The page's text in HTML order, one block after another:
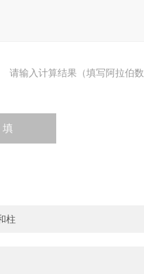
请输入计算结果（填写阿拉伯
柱